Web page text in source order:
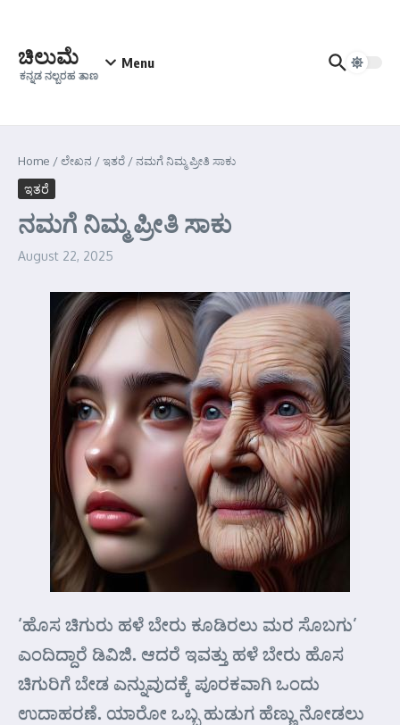
ಚಿಲುಮೆ
ಕನ್ನಡ ನಲ್ಬರಹ ತಾಣ
Menu
Home /ಲೇಖನ /ಇತರೆ /ನಮಗೆ ನಿಮ್ಮ ಪ್ರೀತಿ ಸಾಕು
ಇತರೆ
ನಮಗೆ ನಿಮ್ಮ ಪ್ರೀತಿ ಸಾಕು
August 22, 2025
‘ಹೊಸ ಚಿಗುರು ಹಳೆ ಬೇರು ಕೂಡಿರಲು ಮರ ಸೊಬಗು’
ಎಂದಿದ್ದಾರೆ ಡಿವಿಜಿ. ಆದರೆ ಇವತ್ತು ಹಳೆ ಬೇರು ಹೊಸ
ಚಿಗುರಿಗೆ ಬೇಡ ಎನ್ನುವುದಕ್ಕೆ ಪೂರಕವಾಗಿ ಒಂದು
ಉದಾಹರಣೆ. ಯಾರೋ ಒಬ್ಬ ಹುಡುಗ ಹೆಣ್ಣು ನೋಡಲು